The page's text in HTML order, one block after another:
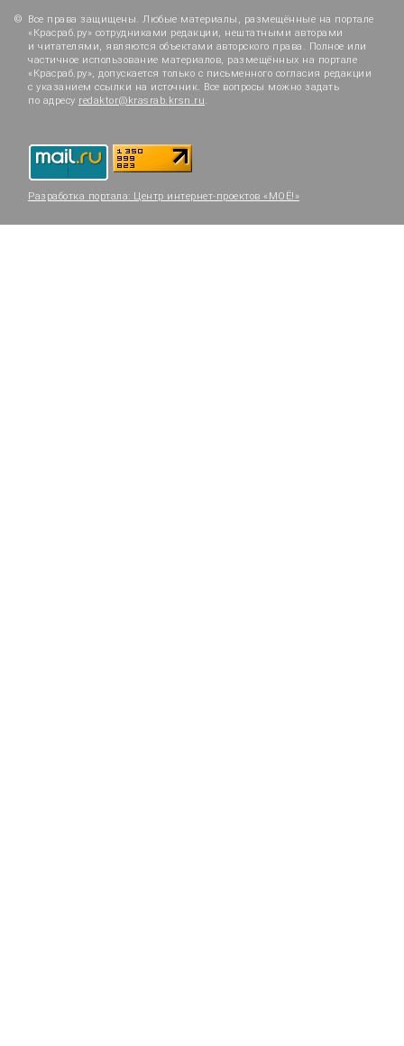
Все права защищены. Любые материалы, размещённые на портале
«Красраб.ру» сотрудниками редакции, нештатными авторами
и читателями, являются объектами авторского права. Полное или
частичное использование материалов, размещённых на портале
«Красраб.ру», допускается только с письменного согласия редакции
с указанием ссылки на источник. Все вопросы можно задать
по адресу redaktor@krasrab.krsn.ru.
Разработка портала: Центр интернет-проектов «МОЁ!»